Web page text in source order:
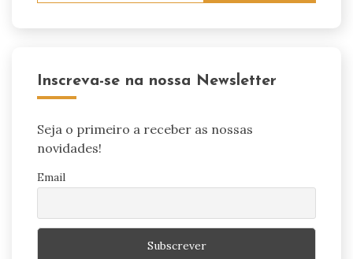
Inscreva-se na nossa Newsletter
Seja o primeiro a receber as nossas
novidades!
Email